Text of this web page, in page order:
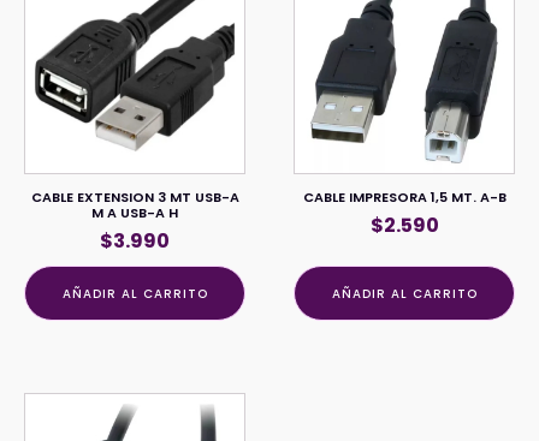
CABLE EXTENSION 3 MT USB-A
M A USB-A H
$3.990
AÑADIR AL CARRITO
CABLE IMPRESORA 1,5 MT. A-B
$2.590
AÑADIR AL CARRITO